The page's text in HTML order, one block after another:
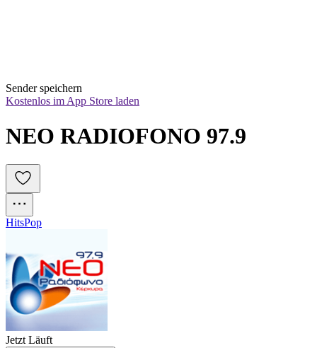
Sender speichern
Kostenlos im App Store laden
HitsPop
Jetzt Läuft